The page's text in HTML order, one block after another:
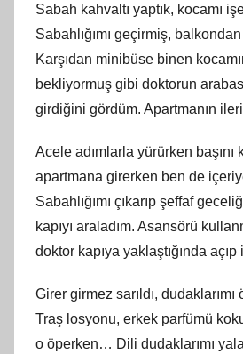
Sabah kahvaltı yaptık, kocamı
Sabahlığımı geçirmiş,
Karşıdan minibüse binen
bekliyormuş gibi doktorun
girdiğini gördüm. Apartmanın
Acele adımlarla yürürken başını
apartmana girerken ben de
Sabahlığımı çıkarıp şeffaf
kapıyı araladım. Asansörü
doktor kapıya yaklaştığında açıp
Girer girmez sarıldı, dudaklarımı
Traş losyonu, erkek parfümü
o öperken… Dili dudaklarımı